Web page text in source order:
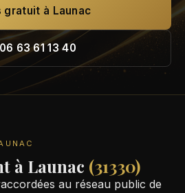
gratuit à Launac
63 61 13 40
à Launac (31330)
au réseau public de